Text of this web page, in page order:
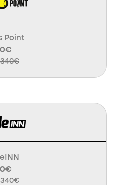
Point
340€
340€